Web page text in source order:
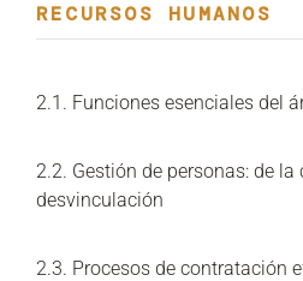
RECURSOS HUMANOS
2.1. Funciones esenciales del
2.2. Gestión de personas: de
desvinculación
2.3. Procesos de contratación